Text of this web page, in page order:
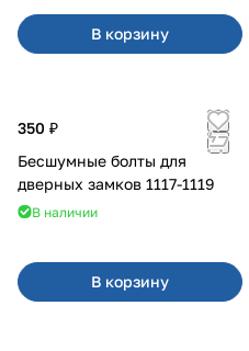
В корзину
350 ₽
Бесшумные болты для
дверных замков 1117-1119
В наличии
В корзину